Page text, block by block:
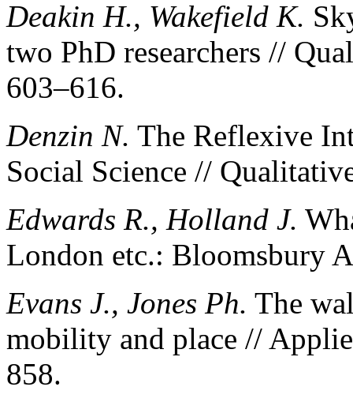
Deakin H., Wakefield K.
two PhD researchers //
603–616.
Denzin N. The Reflexive
Social Science //
Edwards R., Holland J.
London etc.: Bloomsbury
Evans J., Jones Ph. The
mobility and place //
858.